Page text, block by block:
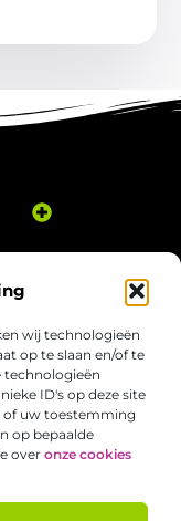
wij technologieën
op te slaan en/of te
technologieën
ID's op deze site
of uw toestemming
op bepaalde
over onze cookies
boeiende
die het alledaagse